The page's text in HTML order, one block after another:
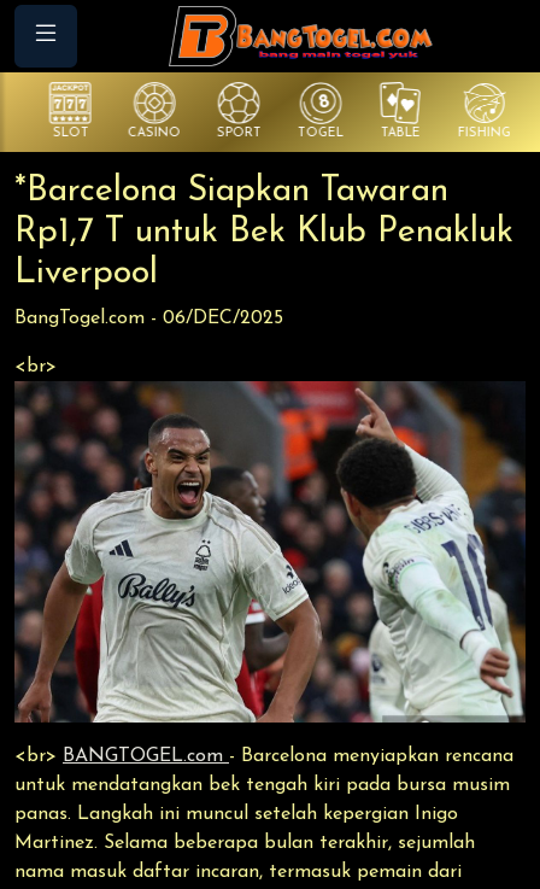
SLOT CASINO SPORT TOGEL TABLE FISHING
*Barcelona Siapkan Tawaran
Rp1,7 T untuk Bek Klub Penakluk
Liverpool
BangTogel.com - 06/DEC/2025
<br>
<br> BANGTOGEL.com - Barcelona menyiapkan rencana
untuk mendatangkan bek tengah kiri pada bursa musim
panas. Langkah ini muncul setelah kepergian Inigo
Martinez. Selama beberapa bulan terakhir, sejumlah
nama masuk daftar incaran, termasuk pemain dari